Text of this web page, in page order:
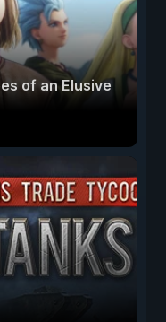
of an Elusive